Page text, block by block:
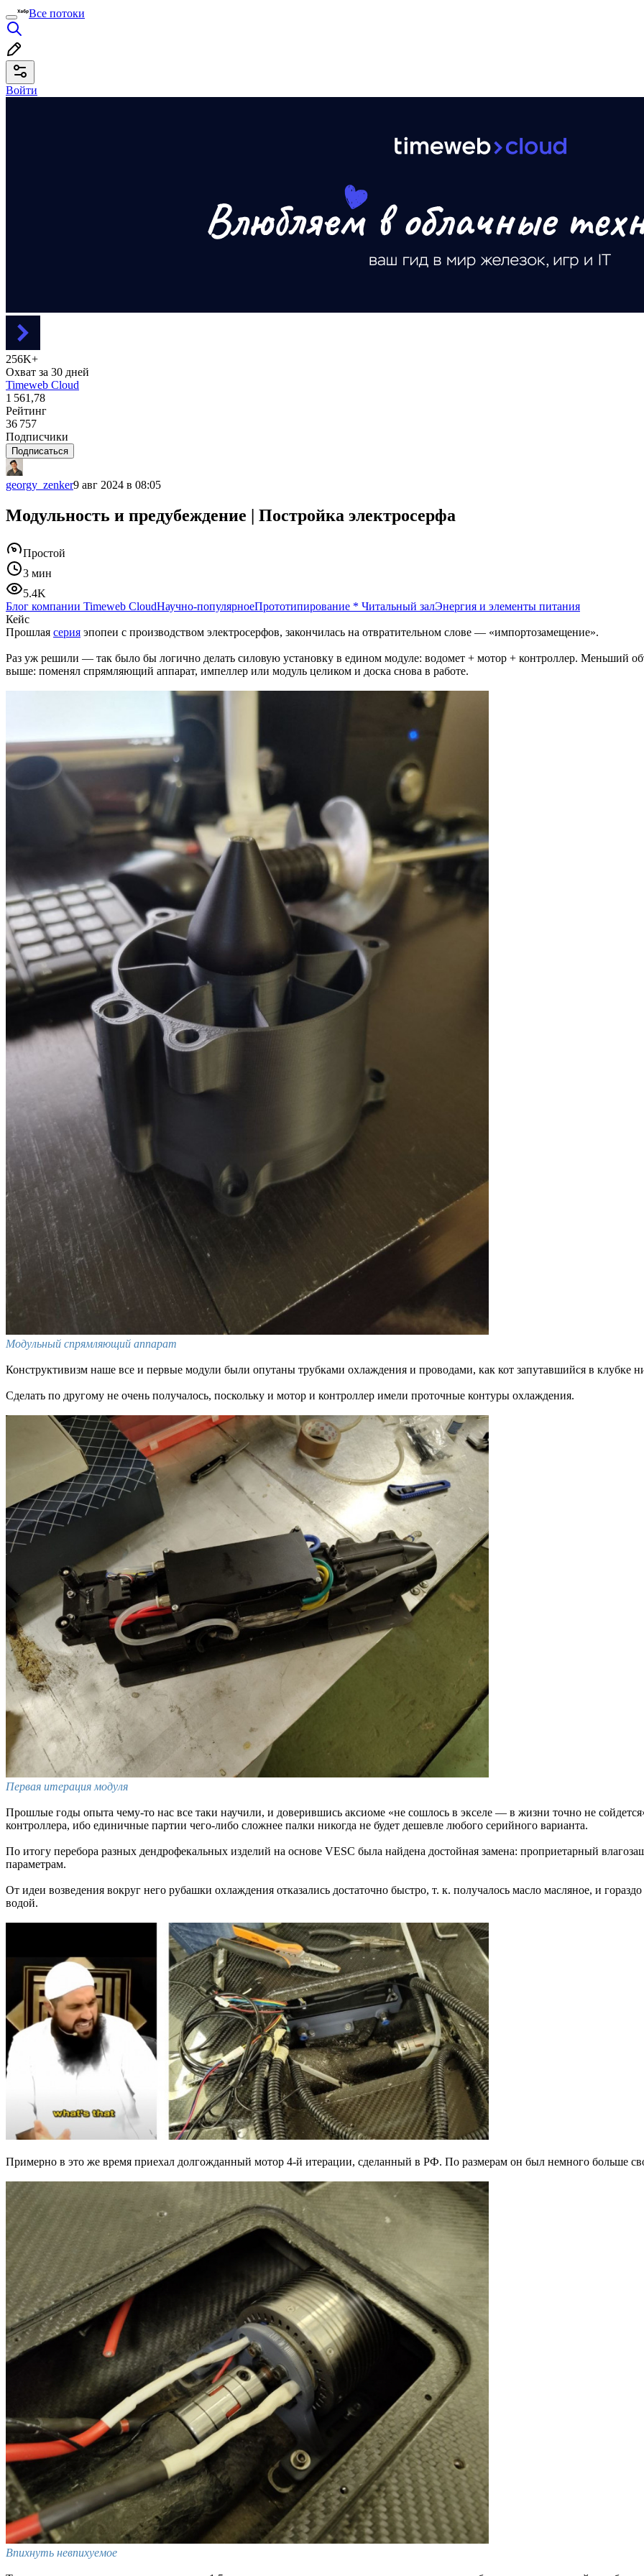
Все потоки
Войти
256K+
Охват за 30 дней
Timeweb Cloud
1 561,78
Рейтинг
36 757
Подписчики
Подписаться
georgy_zenker9 авг 2024 в 08:05
Модульность и предубеждение | Постройка электросерфа
Простой
3 мин
5.4K
Блог компании Timeweb CloudНаучно-популярноеПрототипирование * Читальный залЭнергия и элементы питания
Кейс
Прошлая серия эпопеи с производством электросерфов, закончилась на отвратительном слове — «импортозамещение».
Раз уж решили — так было бы логично делать силовую установку в едином модуле: водомет + мотор + контроллер. Меньший
выше: поменял спрямляющий аппарат, импеллер или модуль целиком и доска снова в работе.
Модульный спрямляющий аппарат
Конструктивизм наше все и первые модули были опутаны трубками охлаждения и проводами, как кот запутавшийся в клубке
Сделать по другому не очень получалось, поскольку и мотор и контроллер имели проточные контуры охлаждения.
Первая итерация модуля
Прошлые годы опыта чему-то нас все таки научили, и доверившись аксиоме «не сошлось в экселе — в жизни точно не
контроллера, ибо единичные партии чего-либо сложнее палки никогда не будет дешевле любого серийного варианта.
По итогу перебора разных дендрофекальных изделий на основе VESC была найдена достойная замена: проприетарный
параметрам.
От идеи возведения вокруг него рубашки охлаждения отказались достаточно быстро, т. к. получалось масло масляное, и
водой.
Примерно в это же время приехал долгожданный мотор 4-й итерации, сделанный в РФ. По размерам он был немного больше
Впихнуть невпихуемое